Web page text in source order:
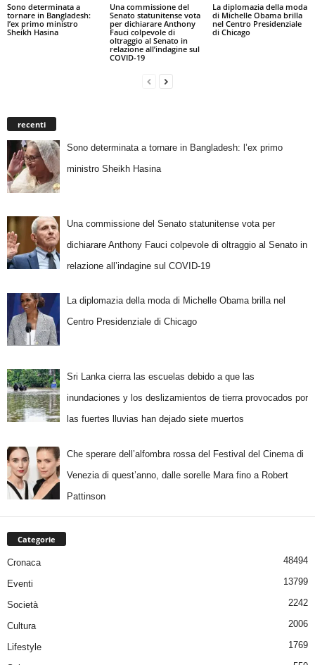
Sono determinata a
tornare in Bangladesh:
l’ex primo ministro
Sheikh Hasina
Una commissione del
Senato statunitense vota
per dichiarare Anthony
Fauci colpevole di
oltraggio al Senato in
relazione all’indagine sul
COVID-19
La diplomazia della moda
di Michelle Obama brilla
nel Centro Presidenziale
di Chicago
recenti
Sono determinata a tornare in Bangladesh: l’ex primo
ministro Sheikh Hasina
Una commissione del Senato statunitense vota per
dichiarare Anthony Fauci colpevole di oltraggio al Senato in
relazione all’indagine sul COVID-19
La diplomazia della moda di Michelle Obama brilla nel
Centro Presidenziale di Chicago
Sri Lanka cierra las escuelas debido a que las
inundaciones y los deslizamientos de tierra provocados por
las fuertes lluvias han dejado siete muertos
Che sperare dell’alfombra rossa del Festival del Cinema di
Venezia di quest’anno, dalle sorelle Mara fino a Robert
Pattinson
Categorie
Cronaca 48494
Eventi 13799
Società 2242
Cultura 2006
Lifestyle 1769